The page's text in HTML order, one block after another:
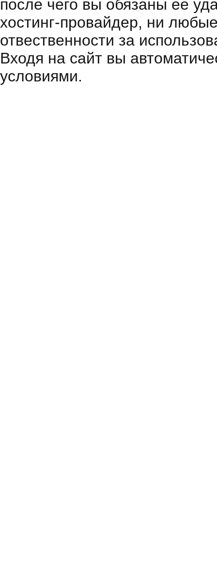
после чего вы обязаны ее
хостинг-провайдер, ни
отвественности за
Входя на сайт вы
условиями.